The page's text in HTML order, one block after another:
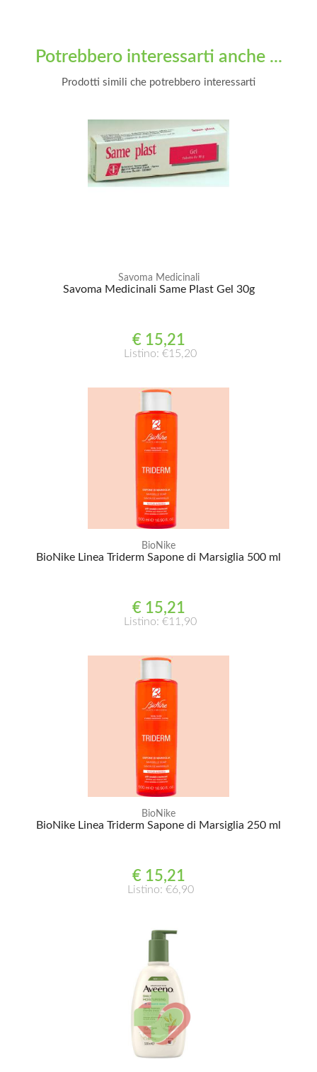
Potrebbero interessarti anche ...
Prodotti simili che potrebbero interessarti
Savoma Medicinali
Savoma Medicinali Same Plast Gel 30g
€ 15,21
Listino: €15,20
BioNike
BioNike Linea Triderm Sapone di Marsiglia 500 ml
€ 15,21
Listino: €11,90
BioNike
BioNike Linea Triderm Sapone di Marsiglia 250 ml
€ 15,21
Listino: €6,90